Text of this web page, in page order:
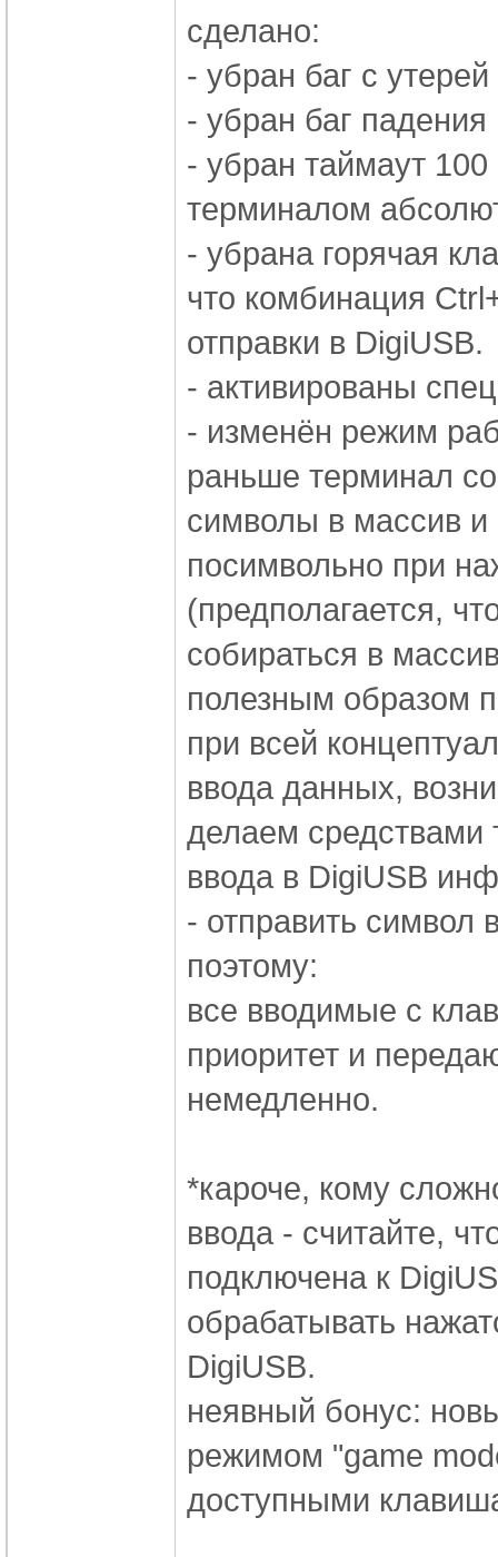
сделано:
- убран баг с
- убран баг
- убран таймаут
терминалом
- убрана горячая
что комбинация
отправки в DigiUSB.
- активированы
- изменён режим
раньше терминал
символы в массив и
посимвольно при
(предполагается,
собираться в
полезным образом
при всей
ввода данных,
делаем
ввода в DigiUSB
- отправить символ
поэтому:
все вводимые с
приоритет и
немедленно.
*кароче, кому
ввода - считайте,
подключена к
обрабатывать
DigiUSB.
неявный бонус:
режимом "game
доступными